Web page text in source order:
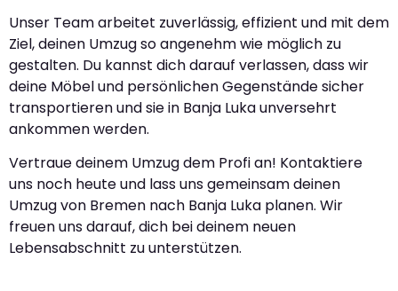
Unser Team arbeitet zuverlässig, effizient und mit dem
Ziel, deinen Umzug so angenehm wie möglich zu
gestalten. Du kannst dich darauf verlassen, dass wir
deine Möbel und persönlichen Gegenstände sicher
transportieren und sie in Banja Luka unversehrt
ankommen werden.
Vertraue deinem Umzug dem Profi an! Kontaktiere
uns noch heute und lass uns gemeinsam deinen
Umzug von Bremen nach Banja Luka planen. Wir
freuen uns darauf, dich bei deinem neuen
Lebensabschnitt zu unterstützen.